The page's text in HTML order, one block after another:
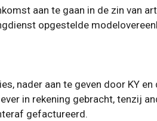
aan te gaan in de zin van
opgestelde
nader aan te geven door KY
in rekening gebracht, tenzij
gefactureerd.